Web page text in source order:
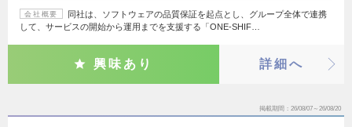
会社概要
同社は、ソフトウェアの品質保証を起点とし、グループ全体で連携
して、サービスの開始から運用までを支援する「ONE-SHIF…
興味あり 詳細へ
掲載期間 26/08/07～26/08/20